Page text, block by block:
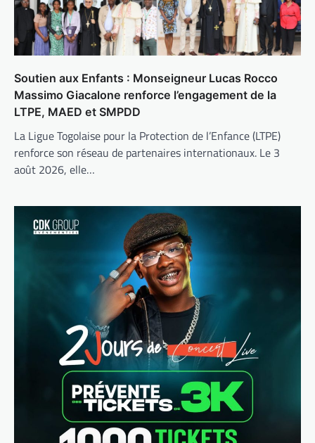
Soutien aux Enfants : Monseigneur Lucas Rocco
Massimo Giacalone renforce l’engagement de la
LTPE, MAED et SMPDD
La Ligue Togolaise pour la Protection de l’Enfance (LTPE)
renforce son réseau de partenaires internationaux. Le 3
août 2026, elle…